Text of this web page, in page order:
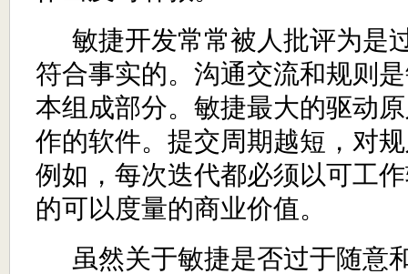
敏捷开发常常被人批评为是
符合事实的。沟通交流和规则
本组成部分。敏捷最大的驱动
作的软件。提交周期越短，对
例如，每次迭代都必须以可工
的可以度量的商业价值。
虽然关于敏捷是否过于随意